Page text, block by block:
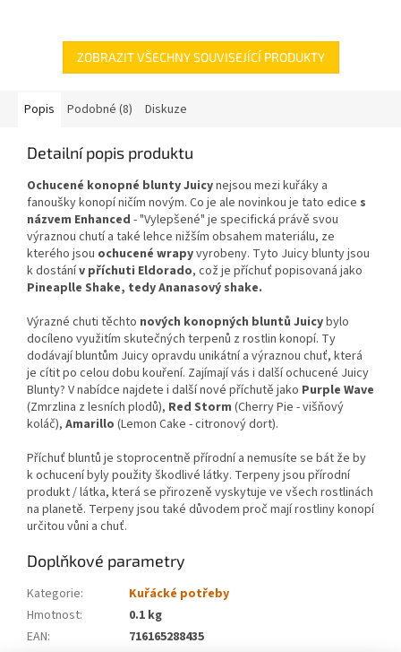
ZOBRAZIT VŠECHNY SOUVISEJÍCÍ PRODUKTY
Popis Podobné (8) Diskuze
Detailní popis produktu
Ochucené konopné blunty Juicynejsou mezi kuřáky a
fanoušky konopí ničím novým. Co je ale novinkou je tato edice s
názvem Enhanced - "Vylepšené" je specifická právě svou
výraznou chutí a také lehce nižším obsahem materiálu, ze
kterého jsou ochucené wrapyvyrobeny. Tyto Juicy blunty jsou
k dostánív příchuti Eldorado, což je příchuť popisovaná jako
Pineaplle Shake, tedy Ananasový shake.
Výrazné chuti těchto nových konopných bluntů Juicybylo
docíleno využitím skutečných terpenů z rostlin konopí. Ty
dodávají bluntům Juicy opravdu unikátní a výraznou chuť, která
je cítit po celou dobu kouření. Zajímají vás i další ochucené Juicy
Blunty? V nabídce najdete i další nové příchutě jako Purple Wave
(Zmrzlina z lesních plodů), Red Storm (Cherry Pie - višňový
koláč), Amarillo (Lemon Cake - citronový dort).
Příchuť bluntů je stoprocentně přírodní a nemusíte se bát že by
k ochucení byly použity škodlivé látky. Terpeny jsou přírodní
produkt / látka, která se přirozeně vyskytuje ve všech rostlinách
na planetě. Terpeny jsou také důvodem proč mají rostliny konopí
určitou vůni a chuť.
Doplňkové parametry
Kategorie:
Kuřácké potřeby
Hmotnost:
0.1 kg
EAN:
716165288435